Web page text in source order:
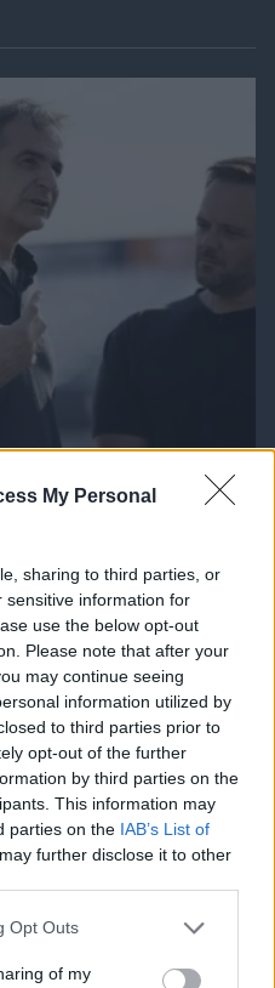
My Personal
sharing to third parties, or
sensitive information for
use the below opt-out
Please note that after your
may continue seeing
information utilized by
to third parties prior to
opt-out of the further
by third parties on the
This information may
parties on the IAB’s List of
further disclose it to other
uses one or more Google
behaviour. You may click to
Opt Outs
of my
πρώτο μου και το